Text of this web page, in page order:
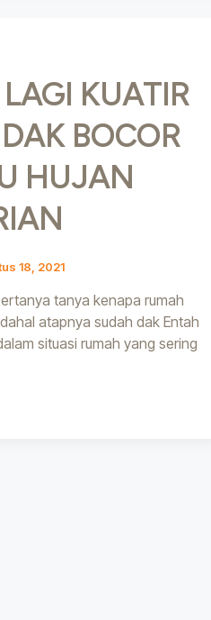
KUATIR
BOCOR
HUJAN
18, 2021
tanya kenapa rumah
atapnya sudah dak Entah
situasi rumah yang sering